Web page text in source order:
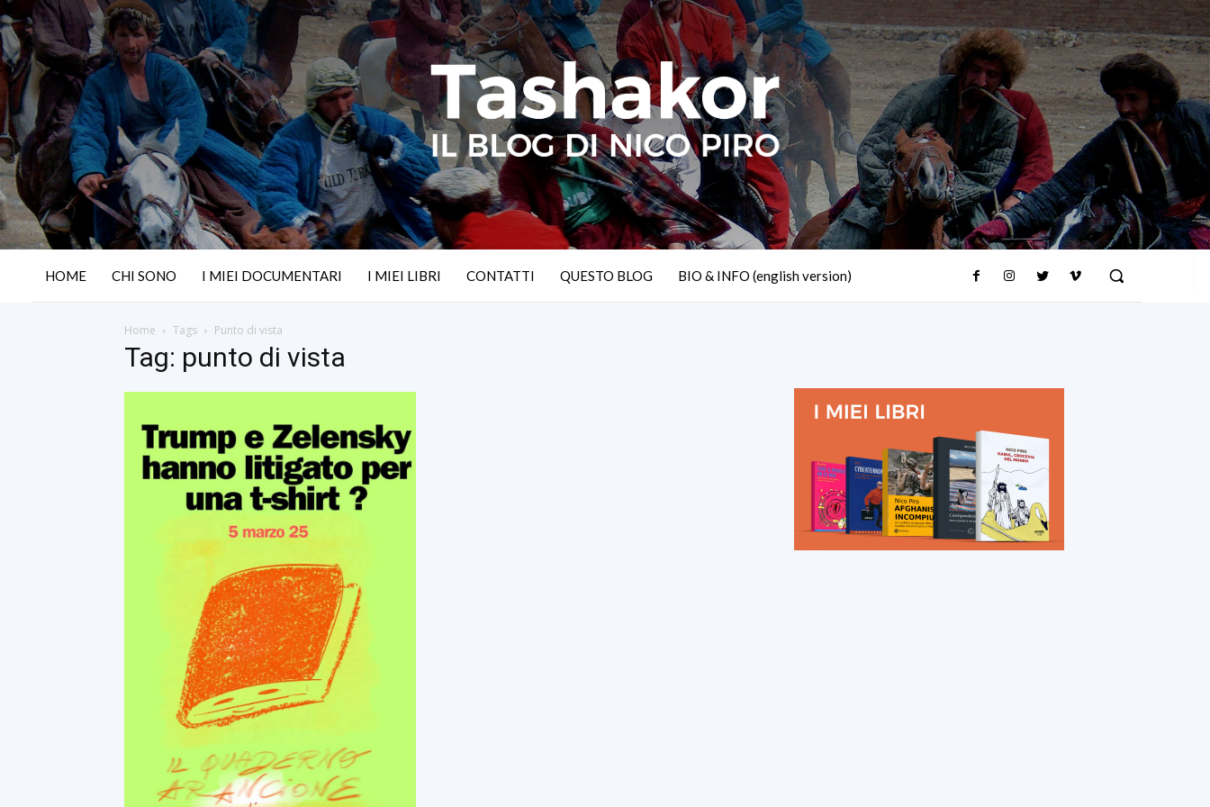
HOME CHI SONO I MIEI DOCUMENTARI I MIEI LIBRI CONTATTI QUESTO BLOG BIO & INFO (english version)
Home Tags Punto di vista
Tag: punto di vista